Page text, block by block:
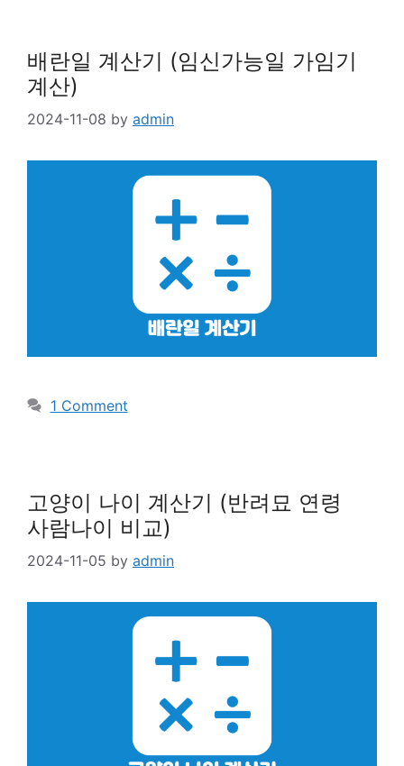
배란일 계산기 (임신가능일 가임기
계산)
2024-11-08 by admin
1 Comment
고양이 나이 계산기 (반려묘 연령
사람나이 비교)
2024-11-05 by admin